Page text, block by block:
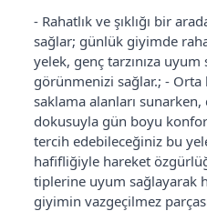
- Rahatlık ve şıklığı bir
sağlar; günlük giyimde
yelek, genç tarzınıza
görünmenizi sağlar.; - Orta
saklama alanları
dokusuyla gün boyu
tercih edebileceğiniz bu
hafifliğiyle hareket
tiplerine uyum sağlayarak
giyimin vazgeçilmez